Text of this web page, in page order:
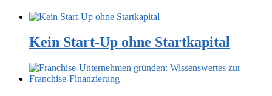
Kein Start-Up ohne Startkapital